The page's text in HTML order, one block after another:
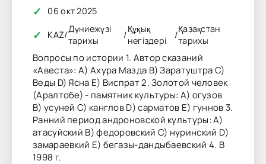
✓ 06 окт 2025
✓ KAZ/
Дүниежүзі
тарихы
/
Құқық
негіздері
/
Қазақстан
тарихы
Вопросы по истории 1. Автор сказаний
«Авеста»: А) Ахура Мазда В) Заратуштра С)
Веды D) Ясна Е) Виспрат 2. Золотой человек
(Аралтобе) - памятник культуры: А) огузов
В) усуней С) канглов D) сарматов Е) гуннов 3.
Ранний период андроновской культуры: А)
атасуйский В) федоровский С) нуринский D)
замараевкий Е) бегазы-дандыбаевский 4. В
1998 г.